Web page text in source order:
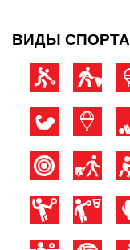
ВИДЫ СПОРТА